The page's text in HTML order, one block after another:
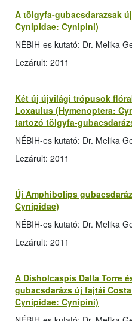
A tölgyfa-gubacsdarazsak
Cynipidae: Cynipini)
NÉBIH-es kutató: Dr. Melika
Lezárult: 2011
Két új újvilági trópusok
Loxaulus (Hymenoptera:
tartozó tölgyfa-
NÉBIH-es kutató: Dr. Melika
Lezárult: 2011
Új Amphibolips
Cynipidae)
NÉBIH-es kutató: Dr. Melika
Lezárult: 2011
A Disholcaspis Dalla Torre
gubacsdarázs új fajtái
Cynipidae: Cynipini)